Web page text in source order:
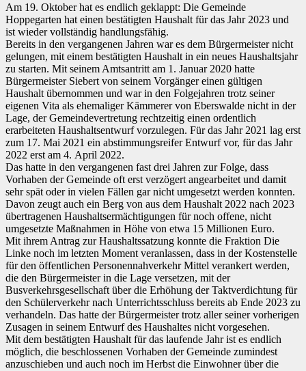
Am 19. Oktober hat es endlich geklappt: Die Gemeinde
Hoppegarten hat einen bestätigten Haushalt für das Jahr 2023 und
ist wieder vollständig handlungsfähig.
Bereits in den vergangenen Jahren war es dem Bürgermeister nicht
gelungen, mit einem bestätigten Haushalt in ein neues Haushaltsjahr
zu starten. Mit seinem Amtsantritt am 1. Januar 2020 hatte
Bürgermeister Siebert von seinem Vorgänger einen gültigen
Haushalt übernommen und war in den Folgejahren trotz seiner
eigenen Vita als ehemaliger Kämmerer von Eberswalde nicht in der
Lage, der Gemeindevertretung rechtzeitig einen ordentlich
erarbeiteten Haushaltsentwurf vorzulegen. Für das Jahr 2021 lag erst
zum 17. Mai 2021 ein abstimmungsreifer Entwurf vor, für das Jahr
2022 erst am 4. April 2022.
Das hatte in den vergangenen fast drei Jahren zur Folge, dass
Vorhaben der Gemeinde oft erst verzögert angearbeitet und damit
sehr spät oder in vielen Fällen gar nicht umgesetzt werden konnten.
Davon zeugt auch ein Berg von aus dem Haushalt 2022 nach 2023
übertragenen Haushaltsermächtigungen für noch offene, nicht
umgesetzte Maßnahmen in Höhe von etwa 15 Millionen Euro.
Mit ihrem Antrag zur Haushaltssatzung konnte die Fraktion Die
Linke noch im letzten Moment veranlassen, dass in der Kostenstelle
für den öffentlichen Personennahverkehr Mittel verankert werden,
die den Bürgermeister in die Lage versetzen, mit der
Busverkehrsgesellschaft über die Erhöhung der Taktverdichtung für
den Schülerverkehr nach Unterrichtsschluss bereits ab Ende 2023 zu
verhandeln. Das hatte der Bürgermeister trotz aller seiner vorherigen
Zusagen in seinem Entwurf des Haushaltes nicht vorgesehen.
Mit dem bestätigten Haushalt für das laufende Jahr ist es endlich
möglich, die beschlossenen Vorhaben der Gemeinde zumindest
anzuschieben und auch noch im Herbst die Einwohner über die